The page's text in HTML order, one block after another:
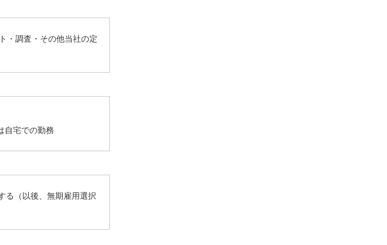
・調査・その他当社の定
自宅での勤務
る（以後、無期雇用選択